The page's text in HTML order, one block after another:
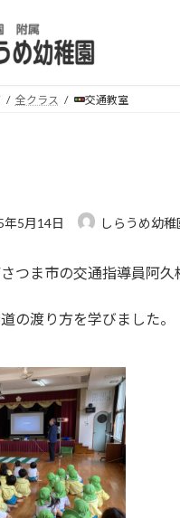
全クラス 交通教室
年5月14日 しらうめ幼稚
つま市の交通指導員阿久
の渡り方を学びました。